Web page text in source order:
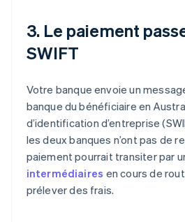
3. Le paiement
SWIFT
Votre banque envoie un
banque du bénéficiaire en
d’identification d’entreprise
les deux banques n’ont pas de
paiement pourrait transiter par
intermédiaires en cours de
prélever des frais.